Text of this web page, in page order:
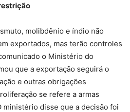
molibdênio e índio não
exportados, mas terão controles
o Ministério do
que a exportação seguirá o
e outras obrigações
se refere a armas
ministério disse que a decisão foi